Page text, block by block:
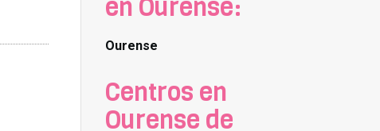
en Ourense:
Ourense
Centros en
Ourense de